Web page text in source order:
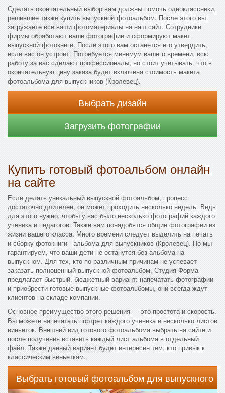
Сделать окончательный выбор вам должны помочь одноклассники,
решившие также купить выпускной фотоальбом. После этого вы
загружаете все ваши фотоматериалы на наш сайт. Сотрудники
фирмы обработают ваши фотографии и сформируют макет
выпускной фотокниги. После этого вам останется его утвердить,
если вас он устроит. Потребуется минимум вашего времени, всю
работу за вас сделают профессионалы, но стоит учитывать, что в
окончательную цену заказа будет включена стоимость макета
фотоальбома для выпускников (Кролевец).
Выбрать дизайн
Загрузить фотографии
Купить готовый фотоальбом онлайн
на сайте
Если делать уникальный выпускной фотоальбом, процесс
достаточно длителен, он может проходить несколько недель. Ведь
для этого нужно, чтобы у вас было несколько фотографий каждого
ученика и педагогов. Также вам понадобятся общие фотографии из
жизни вашего класса. Много времени следует выделить на печать
и сборку фотокниги - альбома для выпускников (Кролевец). Но мы
гарантируем, что ваши дети не останутся без альбома на
выпускном. Для тех, кто по различным причинам не успевает
заказать полноценный выпускной фотоальбом, Студия Форма
предлагает быстрый, бюджетный вариант: напечатать фотографии
и приобрести готовые выпускные фотоальбомы, они всегда ждут
клиентов на складе компании.
Основное преимущество этого решения — это простота и скорость.
Вы можете напечатать портрет каждого ученика и несколько листов
виньеток. Внешний вид готового фотоальбома выбрать на сайте и
после получения вставить каждый лист альбома в отдельный
файл. Также данный вариант будет интересен тем, кто привык к
классическим виньеткам.
Выбрать готовый фотоальбом для выпускного